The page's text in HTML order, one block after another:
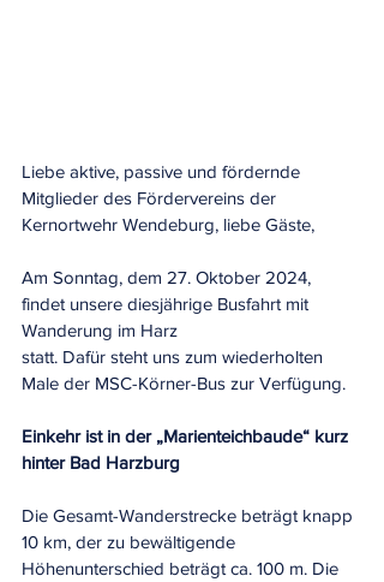
Liebe aktive, passive und fördernde
Mitglieder des Fördervereins der
Kernortwehr Wendeburg, liebe Gäste,
Am Sonntag, dem 27. Oktober 2024,
findet unsere diesjährige Busfahrt mit
Wanderung im Harz
statt. Dafür steht uns zum wiederholten
Male der MSC-Körner-Bus zur Verfügung.
Einkehr ist in der „Marienteichbaude“ kurz
hinter Bad Harzburg
Die Gesamt-Wanderstrecke beträgt knapp
10 km, der zu bewältigende
Höhenunterschied beträgt ca. 100 m. Die